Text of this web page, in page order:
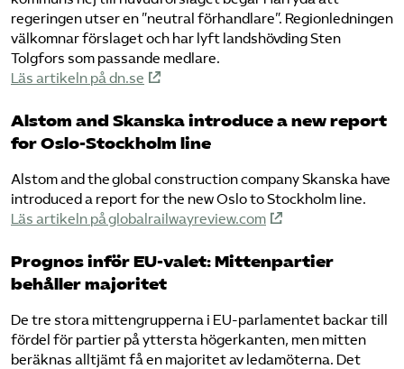
regeringen utser en ”neutral förhandlare”. Regionledningen
välkomnar förslaget och har lyft landshövding Sten
Tolgfors som passande medlare.
Läs artikeln på dn.se
Alstom and Skanska introduce a new report
for Oslo-Stockholm line
Alstom and the global construction company Skanska have
introduced a report for the new Oslo to Stockholm line.
Läs artikeln på globalrailwayreview.com
Prognos inför EU-valet: Mittenpartier
behåller majoritet
De tre stora mittengrupperna i EU-parlamentet backar till
fördel för partier på yttersta högerkanten, men mitten
beräknas alltjämt få en majoritet av ledamöterna. Det